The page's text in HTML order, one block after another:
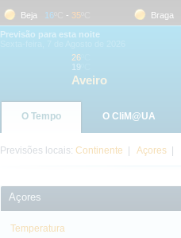
Beja 16 ºC- 35 ºC Braga 18
Previsão para esta noite
26
19
Aveiro
O Tempo O CliM@UA
Previsões locais: Continente Açores
Açores
Temperatura